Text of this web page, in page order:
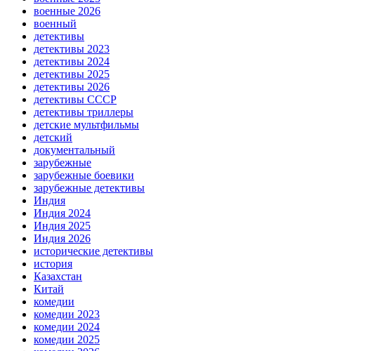
военные 2026
военный
детективы
детективы 2023
детективы 2024
детективы 2025
детективы 2026
детективы СССР
детективы триллеры
детские мультфильмы
детский
документальный
зарубежные
зарубежные боевики
зарубежные детективы
Индия
Индия 2024
Индия 2025
Индия 2026
исторические детективы
история
Казахстан
Китай
комедии
комедии 2023
комедии 2024
комедии 2025